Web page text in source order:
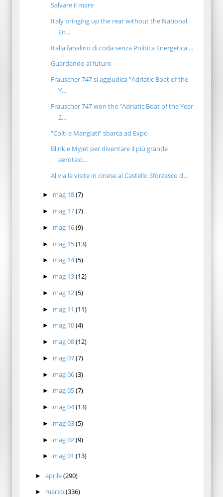
Salvare il mare
Italy bringing up the rear without the National
En...
Italia fanalino di coda senza Politica Energetica ...
Guardando al futuro
Frauscher 747 si aggiudica "Adriatic Boat of the
Y...
Frauscher 747 won the "Adriatic Boat of the Year
2...
“Colti e Mangiati” sbarca ad Expo
Blink e MyJet per diventare il più grande
aerotaxi...
Al via le visite in cinese al Castello Sforzesco d...
► mag 18(7)
► mag 17(7)
► mag 16(9)
► mag 15(13)
► mag 14(5)
► mag 13(12)
► mag 12(5)
► mag 11(11)
► mag 10(4)
► mag 08(12)
► mag 07(7)
► mag 06(3)
► mag 05(7)
► mag 04(13)
► mag 03(5)
► mag 02(9)
► mag 01(13)
► aprile(290)
► marzo (336)